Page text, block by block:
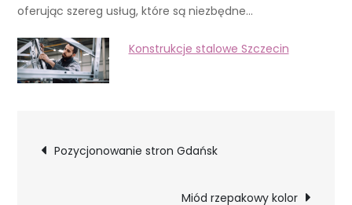
oferując szereg usług, które są niezbędne…
Konstrukcje stalowe Szczecin
Nawigacja
Pozycjonowanie stron Gdańsk
Miód rzepakowy kolor